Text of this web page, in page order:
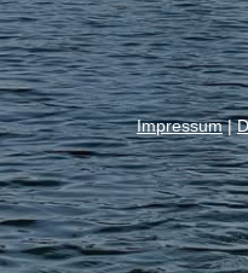
Impressum|